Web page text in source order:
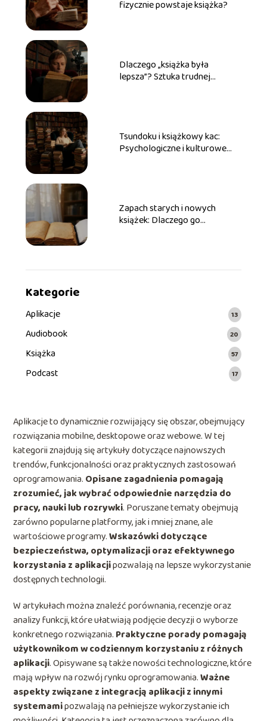
fizycznie powstaje książka?
Dlaczego „książka była
lepsza”? Sztuka trudnej
Tsundoku i książkowy kac:
Psychologiczne i kulturowe
Zapach starych i nowych
książek: Dlaczego go
Kategorie
Aplikacje 13
Audiobook 20
Książka 57
Podcast 17
Aplikacje to dynamicznie rozwijający się obszar, obejmujący
rozwiązania mobilne, desktopowe oraz webowe. W tej
kategorii znajdują się artykuły dotyczące najnowszych
trendów, funkcjonalności oraz praktycznych zastosowań
oprogramowania. Opisane zagadnienia pomagają
zrozumieć, jak wybrać odpowiednie narzędzia do
pracy, nauki lub rozrywki. Poruszane tematy obejmują
zarówno popularne platformy, jak i mniej znane, ale
wartościowe programy.Wskazówki dotyczące
bezpieczeństwa, optymalizacji oraz efektywnego
korzystania z aplikacjipozwalają na lepsze wykorzystanie
dostępnych technologii.
W artykułach można znaleźć porównania, recenzje oraz
analizy funkcji, które ułatwiają podjęcie decyzji o wyborze
konkretnego rozwiązania. Praktyczne porady pomagają
użytkownikom w codziennym korzystaniu z różnych
aplikacji. Opisywane są także nowości technologiczne, które
mają wpływ na rozwój rynku oprogramowania.Ważne
aspekty związane z integracją aplikacji z innymi
systemamipozwalają na pełniejsze wykorzystanie ich